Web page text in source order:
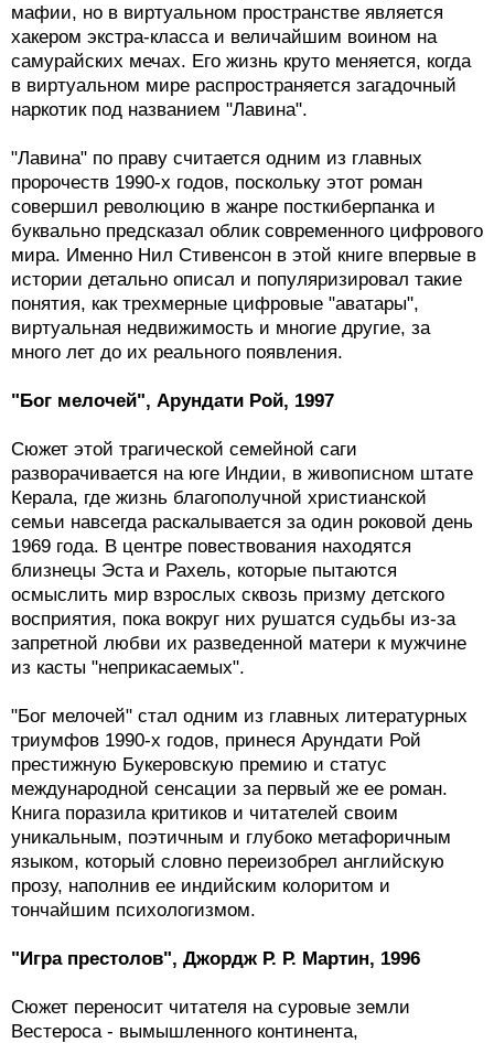
мафии, но в виртуальном пространстве является
хакером экстра-класса и величайшим воином на
самурайских мечах. Его жизнь круто меняется, когда
в виртуальном мире распространяется загадочный
наркотик под названием "Лавина".
"Лавина" по праву считается одним из главных
пророчеств 1990-х годов, поскольку этот роман
совершил революцию в жанре посткиберпанка и
буквально предсказал облик современного цифрового
мира. Именно Нил Стивенсон в этой книге впервые в
истории детально описал и популяризировал такие
понятия, как трехмерные цифровые "аватары",
виртуальная недвижимость и многие другие, за
много лет до их реального появления.
"Бог мелочей", Арундати Рой, 1997
Сюжет этой трагической семейной саги
разворачивается на юге Индии, в живописном штате
Керала, где жизнь благополучной христианской
семьи навсегда раскалывается за один роковой день
1969 года. В центре повествования находятся
близнецы Эста и Рахель, которые пытаются
осмыслить мир взрослых сквозь призму детского
восприятия, пока вокруг них рушатся судьбы из-за
запретной любви их разведенной матери к мужчине
из касты "неприкасаемых".
"Бог мелочей" стал одним из главных литературных
триумфов 1990-х годов, принеся Арундати Рой
престижную Букеровскую премию и статус
международной сенсации за первый же ее роман.
Книга поразила критиков и читателей своим
уникальным, поэтичным и глубоко метафоричным
языком, который словно переизобрел английскую
прозу, наполнив ее индийским колоритом и
тончайшим психологизмом.
"Игра престолов", Джордж Р. Р. Мартин, 1996
Сюжет переносит читателя на суровые земли
Вестероса - вымышленного континента,